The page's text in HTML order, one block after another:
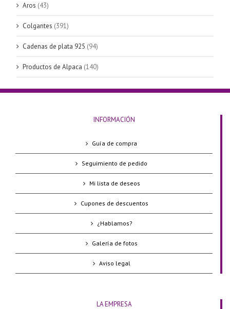
Aros (43)
Colgantes (391)
Cadenas de plata 925 (94)
Productos de Alpaca (140)
INFORMACIÓN
Guía de compra
Seguimiento de pedido
Mi lista de deseos
Cupones de descuentos
¿Hablamos?
Galería de fotos
Aviso legal
LA EMPRESA